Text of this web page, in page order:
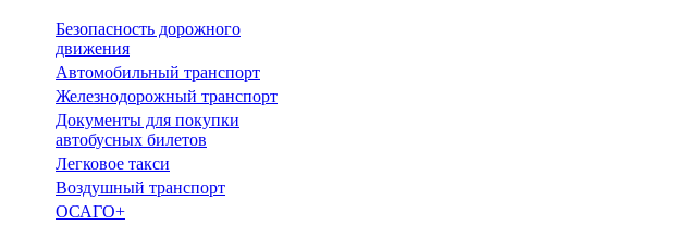
Безопасность дорожного
движения
Автомобильный транспорт
Железнодорожный транспорт
Документы для покупки
автобусных билетов
Легковое такси
Воздушный транспорт
ОСАГО+